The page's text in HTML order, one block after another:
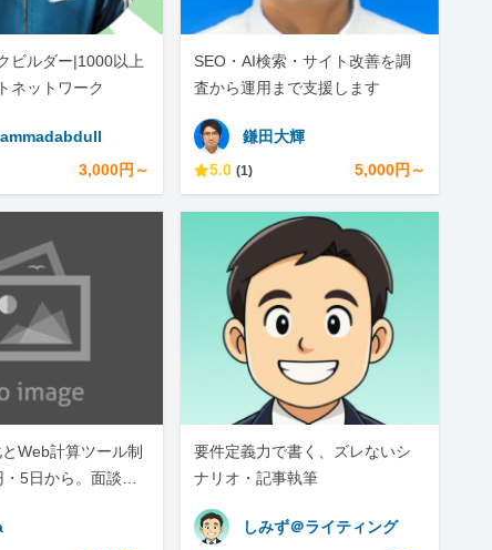
ビルダー|1000以上
ネットワーク
3,000円～
SEO・AI検索・サイト改善を調
査から運用まで支援します
鎌田大輝
5.0 (1) 5,000円～
Web計算ツール制
5日から。面談な
要件定義力で書く、ズレないシ
ナリオ・記事執筆
しみず＠ライティング